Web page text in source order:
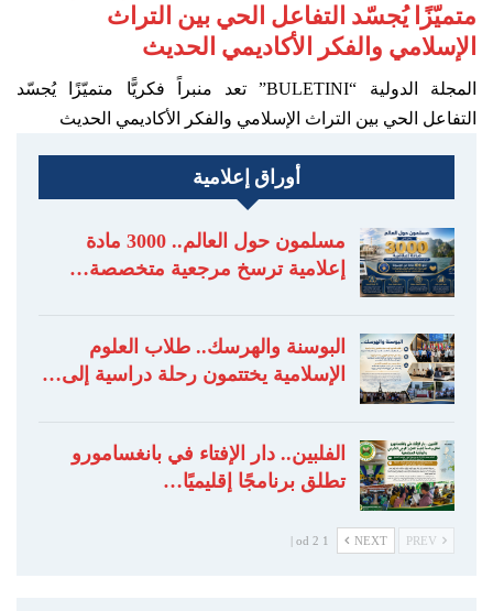
متميّزًا يُجسّد التفاعل الحي بين التراث
الإسلامي والفكر الأكاديمي الحديث
المجلة الدولية “BULETINI” تعد منبراً فكريًّا متميّزًا يُجسّد
التفاعل الحي بين التراث الإسلامي والفكر الأكاديمي الحديث
أوراق إعلامية
مسلمون حول العالم.. 3000 مادة
إعلامية ترسخ مرجعية متخصصة…
البوسنة والهرسك.. طلاب العلوم
الإسلامية يختتمون رحلة دراسية إلى…
الفلبين.. دار الإفتاء في بانغسامورو
تطلق برنامجًا إقليميًا…
NEXT
1 od 2 |